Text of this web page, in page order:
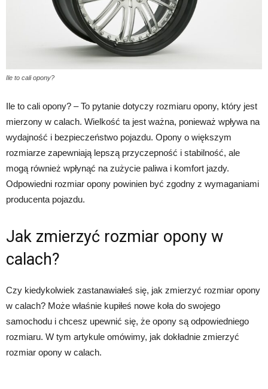
Ile to cali opony?
Ile to cali opony? – To pytanie dotyczy rozmiaru opony, który jest
mierzony w calach. Wielkość ta jest ważna, ponieważ wpływa na
wydajność i bezpieczeństwo pojazdu. Opony o większym
rozmiarze zapewniają lepszą przyczepność i stabilność, ale
mogą również wpłynąć na zużycie paliwa i komfort jazdy.
Odpowiedni rozmiar opony powinien być zgodny z wymaganiami
producenta pojazdu.
Jak zmierzyć rozmiar opony w
calach?
Czy kiedykolwiek zastanawiałeś się, jak zmierzyć rozmiar opony
w calach? Może właśnie kupiłeś nowe koła do swojego
samochodu i chcesz upewnić się, że opony są odpowiedniego
rozmiaru. W tym artykule omówimy, jak dokładnie zmierzyć
rozmiar opony w calach.